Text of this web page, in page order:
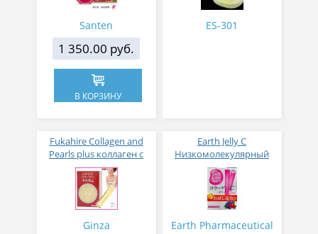
Santen
1 350.00 руб.
В КОРЗИНУ
ES-301
Fukahire Collagen and
Pearls plus коллаген с
жемчужным порошком
№ 30
Ginza
Earth Jelly C
Низкомолекулярный
рыбный коллаген с
витамином С и 5
активных компонентов
с ягодным вкусом 8 гр
Earth Pharmaceutical